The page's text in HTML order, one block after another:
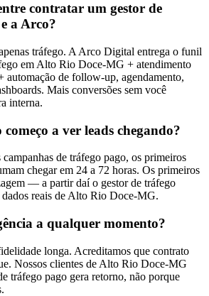
contratar um gestor de
a Arco?
tráfego. A Arco Digital entrega o funil
em Alto Rio Doce-MG + atendimento
de follow-up, agendamento,
Mais conversões sem você
interna.
a ver leads chegando?
de tráfego pago, os primeiros
chegar em 24 a 72 horas. Os primeiros
— a partir daí o gestor de tráfego
reais de Alto Rio Doce-MG.
a qualquer momento?
longa. Acreditamos que contrato
Nossos clientes de Alto Rio Doce-MG
tráfego pago gera retorno, não porque